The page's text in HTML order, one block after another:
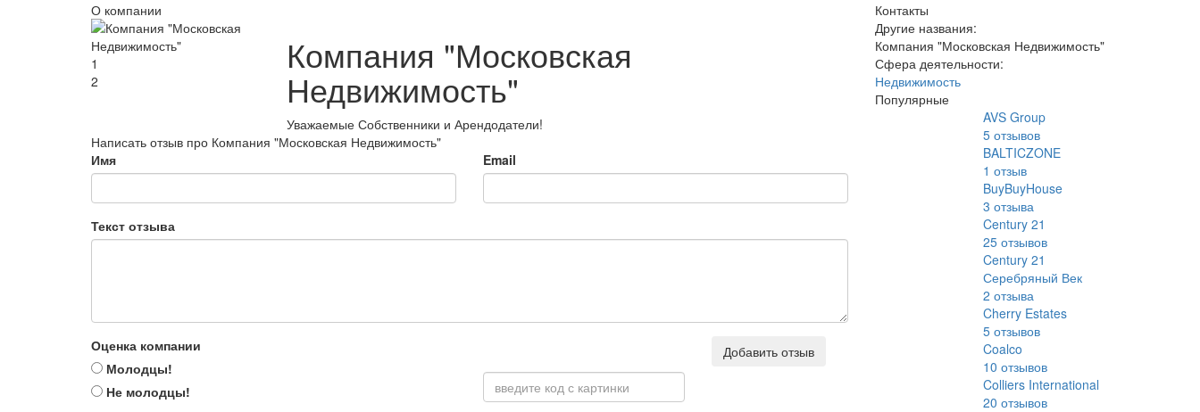
О компании
1
2
Компания "Московская
Недвижимость"
Уважаемые Собственники и Арендодатели!
Написать отзыв про Компания "Московская Недвижимость"
Имя
Email
Текст отзыва
Оценка компании
Молодцы!
Не молодцы!
Добавить отзыв
Контакты
Другие названия:
Компания "Московская Недвижимость"
Сфера деятельности:
Недвижимость
Популярные
AVS Group
5 отзывов
BALTICZONE
1 отзыв
BuyBuyHouse
3 отзыва
Century 21
25 отзывов
Century 21
Серебряный Век
2 отзыва
Cherry Estates
5 отзывов
Coalco
10 отзывов
Colliers International
20 отзывов